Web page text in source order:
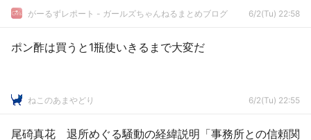
がーるずレポート - ガールズちゃんねるまとめブログ 6/2(Tu) 22:58
ポン酢は買うと1瓶使いきるまで大変だ
ねこのあまやどり 6/2(Tu) 22:55
尾碕真花 退所めぐる騒動の経緯説明「事務所との信頼関